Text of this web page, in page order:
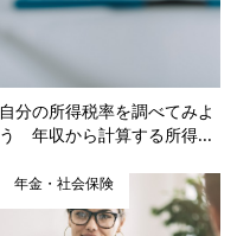
自分の所得税率を調べてみよ
う 年収から計算する所得...
年金・社会保険